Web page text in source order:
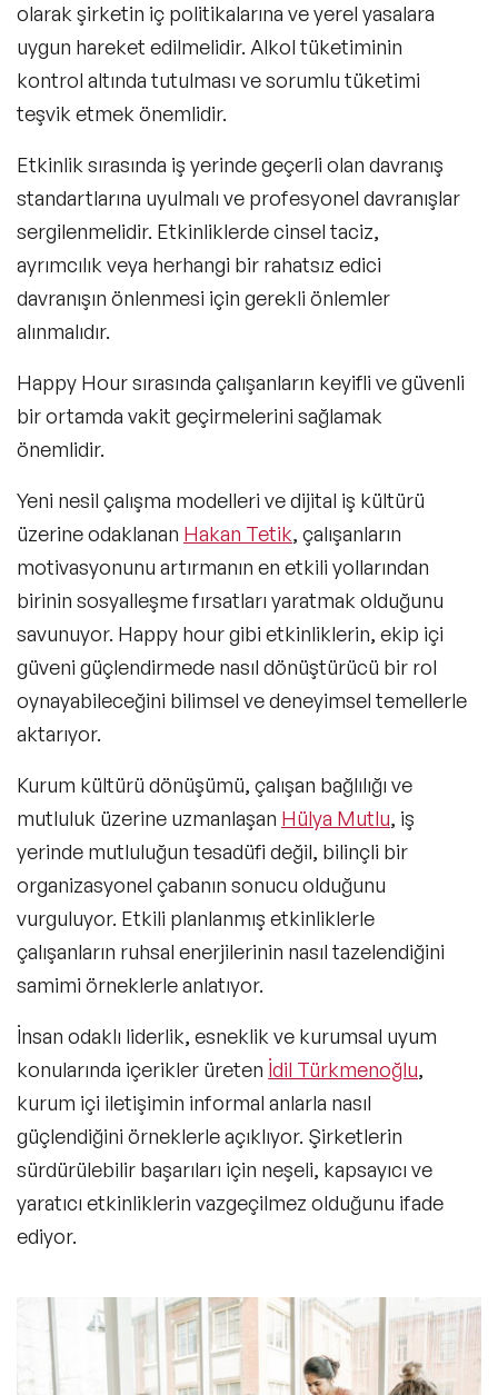
olarak şirketin iç politikalarına ve yerel yasalara
uygun hareket edilmelidir. Alkol tüketiminin
kontrol altında tutulması ve sorumlu tüketimi
teşvik etmek önemlidir.
Etkinlik sırasında iş yerinde geçerli olan davranış
standartlarına uyulmalı ve profesyonel davranışlar
sergilenmelidir. Etkinliklerde cinsel taciz,
ayrımcılık veya herhangi bir rahatsız edici
davranışın önlenmesi için gerekli önlemler
alınmalıdır.
Happy Hour sırasında çalışanların keyifli ve güvenli
bir ortamda vakit geçirmelerini sağlamak
önemlidir.
Yeni nesil çalışma modelleri ve dijital iş kültürü
üzerine odaklanan Hakan Tetik, çalışanların
motivasyonunu artırmanın en etkili yollarından
birinin sosyalleşme fırsatları yaratmak olduğunu
savunuyor. Happy hour gibi etkinliklerin, ekip içi
güveni güçlendirmede nasıl dönüştürücü bir rol
oynayabileceğini bilimsel ve deneyimsel temellerle
aktarıyor.
Kurum kültürü dönüşümü, çalışan bağlılığı ve
mutluluk üzerine uzmanlaşan Hülya Mutlu, iş
yerinde mutluluğun tesadüfi değil, bilinçli bir
organizasyonel çabanın sonucu olduğunu
vurguluyor. Etkili planlanmış etkinliklerle
çalışanların ruhsal enerjilerinin nasıl tazelendiğini
samimi örneklerle anlatıyor.
İnsan odaklı liderlik, esneklik ve kurumsal uyum
konularında içerikler üreten İdil Türkmenoğlu,
kurum içi iletişimin informal anlarla nasıl
güçlendiğini örneklerle açıklıyor. Şirketlerin
sürdürülebilir başarıları için neşeli, kapsayıcı ve
yaratıcı etkinliklerin vazgeçilmez olduğunu ifade
ediyor.